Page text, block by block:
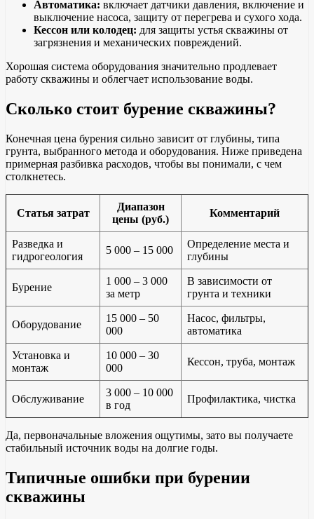
Автоматика: включает датчики давления, включение и
выключение насоса, защиту от перегрева и сухого хода.
Кессон или колодец: для защиты устья скважины от
загрязнения и механических повреждений.
Хорошая система оборудования значительно продлевает
работу скважины и облегчает использование воды.
Сколько стоит бурение скважины?
Конечная цена бурения сильно зависит от глубины, типа
грунта, выбранного метода и оборудования. Ниже приведена
примерная разбивка расходов, чтобы вы понимали, с чем
столкнетесь.
Статья затрат
Диапазон
цены (руб.)
Комментарий
Разведка и
гидрогеология
5 000 – 15 000
Определение места и
глубины
Бурение
1 000 – 3 000
за метр
В зависимости от
грунта и техники
Оборудование
15 000 – 50
000
Насос, фильтры,
автоматика
Установка и
монтаж
10 000 – 30
000
Кессон, труба, монтаж
Обслуживание
3 000 – 10 000
в год
Профилактика, чистка
Да, первоначальные вложения ощутимы, зато вы получаете
стабильный источник воды на долгие годы.
Типичные ошибки при бурении
скважины